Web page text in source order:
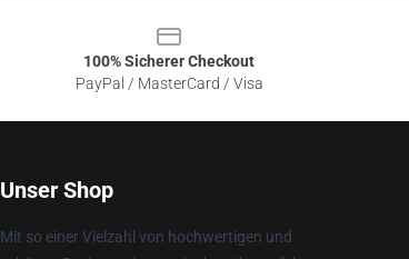
100% Sicherer Checkout
PayPal / MasterCard / Visa
Unser Shop
Mit so einer Vielzahl von hochwertigen und